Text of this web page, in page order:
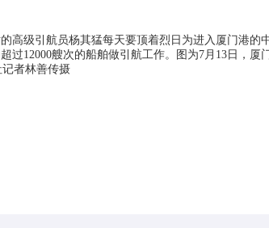
高级引航员杨其猛每天要顶着烈日为进入厦门港的
过12000艘次的船舶做引航工作。图为7月13日，厦
者林善传摄